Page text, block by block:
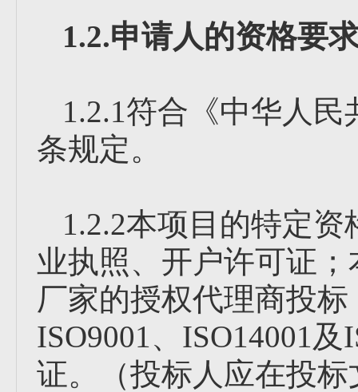
1.2.申请人的资格要
1.2.1符合《中华人
条规定。
1.2.2本项目的特定
业执照、开户许可证
厂家的授权代理商投
ISO9001、ISO14001
证。（投标人应在投